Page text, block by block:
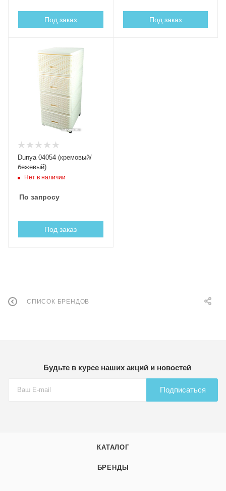
Под заказ Под заказ
Dunya 04054 (кремовый/
бежевый)
Нет в наличии
По запросу
Под заказ
СПИСОК БРЕНДОВ
Будьте в курсе наших акций и новостей
Подписаться
КАТАЛОГ
БРЕНДЫ